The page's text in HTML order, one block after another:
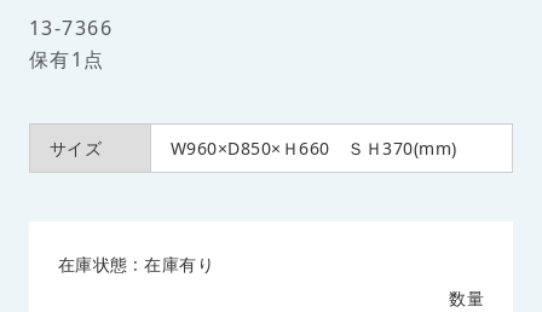
13-7366
保有1点
サイズ W960×D850×Ｈ660 ＳＨ370(mm)
在庫状態 : 在庫有り
数量